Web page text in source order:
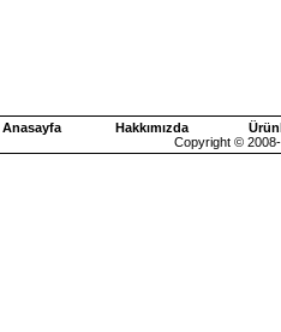
Anasayfa Hakkımızda
Copyright ©